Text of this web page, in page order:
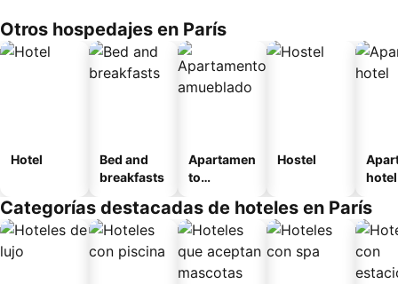
Otros hospedajes en París
Hotel
Bed and
breakfasts
Apartamen
to
o
Hostel
hotel
Categorías destacadas de hoteles en París